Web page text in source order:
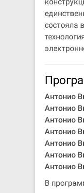
состояла
Антонио
Антонио
Антонио
Антонио
Антонио
Антонио
Антонио
В